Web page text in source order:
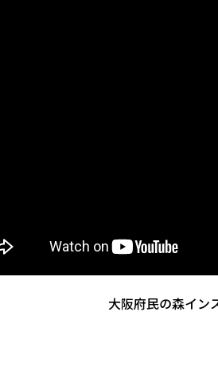
大阪府民の森イン